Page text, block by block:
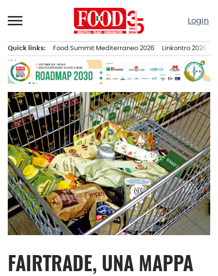
al
Login
principale
Quick links: Food Summit Mediterraneo 2026 Linkontro 2026
FAIRTRADE, UNA MAPPA